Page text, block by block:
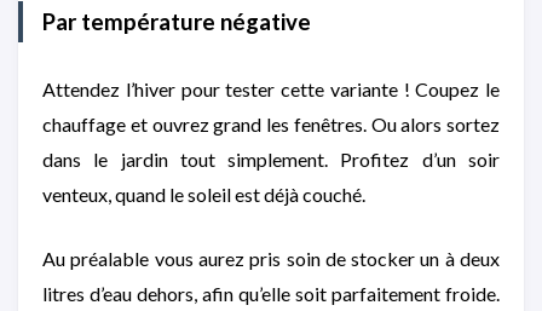
Par température négative
Attendez l’hiver pour tester cette variante ! Coupez le
chauffage et ouvrez grand les fenêtres. Ou alors sortez
dans le jardin tout simplement. Profitez d’un soir
venteux, quand le soleil est déjà couché.
Au préalable vous aurez pris soin de stocker un à deux
litres d’eau dehors, afin qu’elle soit parfaitement froide.